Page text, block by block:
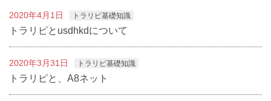
2020年4月1日 トラリピ基礎知識
トラリピとusdhkdについて
2020年3月31日 トラリピ基礎知識
トラリピと、A8ネット